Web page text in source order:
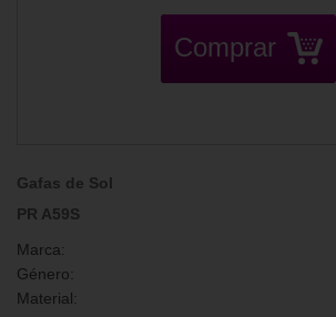
Comprar
Gafas de Sol
PR A59S
Marca:
Género:
Material: